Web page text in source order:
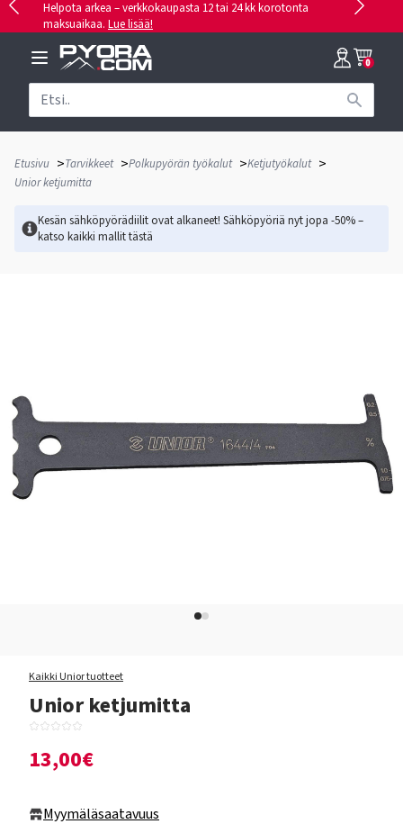
Helpota arkea – verkkokaupasta 12 tai 24 kk korotonta
maksuaikaa. Lue lisää!
0
Etusivu >Tarvikkeet >Polkupyörän työkalut >Ketjutyökalut >
Unior ketjumitta
Kesän sähköpyörädiilit ovat alkaneet! Sähköpyöriä nyt jopa -50% –
katso kaikki mallittästä
Kaikki Unior tuotteet
Unior ketjumitta
13,00€
Myymäläsaatavuus